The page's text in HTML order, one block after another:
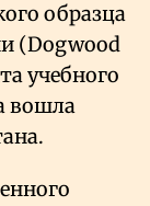
образца
(Dogwood
учебного
вошла